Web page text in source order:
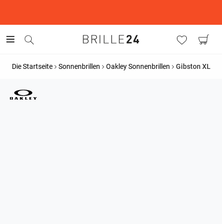
Die Startseite Sonnenbrillen Oakley Sonnenbrillen Gibston XL